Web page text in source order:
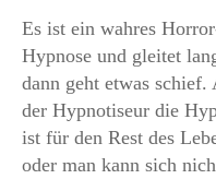
Es ist ein wahres
Hypnose und gleitet
dann geht etwas
der Hypnotiseur die
ist für den Rest des
oder man kann sich